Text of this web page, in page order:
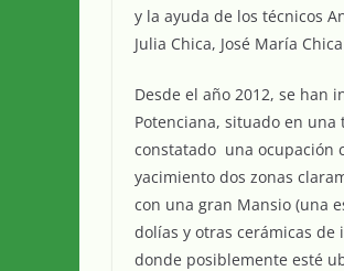
y la ayuda de los técnicos
Julia Chica, José María
Desde el año 2012, se han
Potenciana, situado en
constatado una ocupación
yacimiento dos zonas
con una gran Mansio (una
dolías y otras cerámicas
donde posiblemente esté